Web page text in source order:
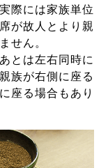
際には家族単位
が故人とより親
せん。
とは左右同時に
族が右側に座る
座る場合もあり